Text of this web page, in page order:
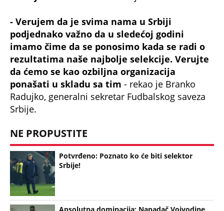
podjednako važno da u sledećoj godini
imamo čime da se ponosimo kada se radi o
rezultatima naše najbolje selekcije. Verujte
da ćemo se kao ozbiljna organizacija
ponašati u skladu sa tim- rekao je Branko
Radujko, generalni sekretar Fudbalskog saveza
Srbije.
Potvrđeno: Poznato ko će biti selektor
Srbije!
Apsolutna dominacija: Napadač Vojvodine
dao četiri komada!